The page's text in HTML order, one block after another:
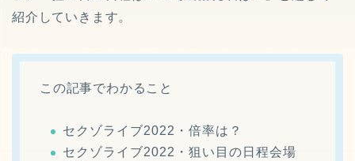
紹介していきます。
この記事でわかること
セクゾライブ2022・倍率は？
セクゾライブ2022・狙い目の日程会場